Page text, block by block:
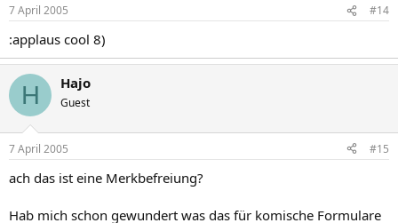
7 April 2005 #14
:applaus cool 8)
H Hajo
Guest
7 April 2005 #15
ach das ist eine Merkbefreiung?
Hab mich schon gewundert was das für komische Formulare